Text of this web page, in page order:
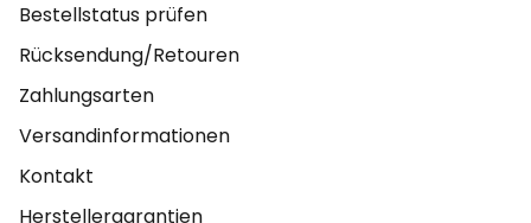
Bestellstatus prüfen
Rücksendung/Retouren
Zahlungsarten
Versandinformationen
Kontakt
Herstellergarantien